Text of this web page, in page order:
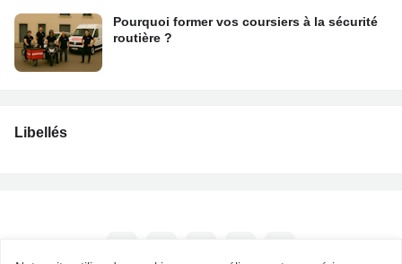
Pourquoi former vos coursiers à la sécurité
routière ?
Libellés